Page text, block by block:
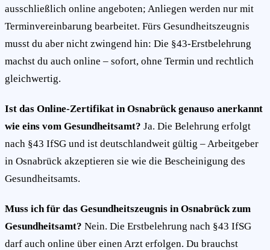
ausschließlich online angeboten; Anliegen werden nur mit
Terminvereinbarung bearbeitet. Fürs Gesundheitszeugnis
musst du aber nicht zwingend hin: Die §43-Erstbelehrung
machst du auch online – sofort, ohne Termin und rechtlich
gleichwertig.
Ist das Online-Zertifikat in Osnabrück genauso anerkannt
wie eins vom Gesundheitsamt? Ja. Die Belehrung erfolgt
nach §43 IfSG und ist deutschlandweit gültig – Arbeitgeber
in Osnabrück akzeptieren sie wie die Bescheinigung des
Gesundheitsamts.
Muss ich für das Gesundheitszeugnis in Osnabrück zum
Gesundheitsamt? Nein. Die Erstbelehrung nach §43 IfSG
darf auch online über einen Arzt erfolgen. Du brauchst